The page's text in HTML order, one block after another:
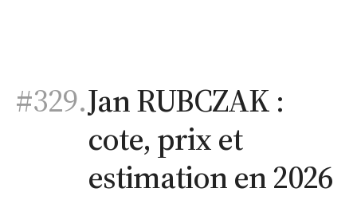
#329.Jan RUBCZAK :
cote, prix et
estimation en 2026